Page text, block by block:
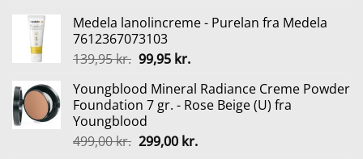
var:
299,95 kr..
er:
Medela lanolincreme - Purelan fra Medela
7612367073103
139,95kr. Den
pris
var:
139,95 kr..
99,95 kr.Den
pris
er:
Youngblood Mineral Radiance Creme Powder
Foundation 7 gr. - Rose Beige (U) fra
Youngblood
499,00kr. Den
299,00 kr.Den